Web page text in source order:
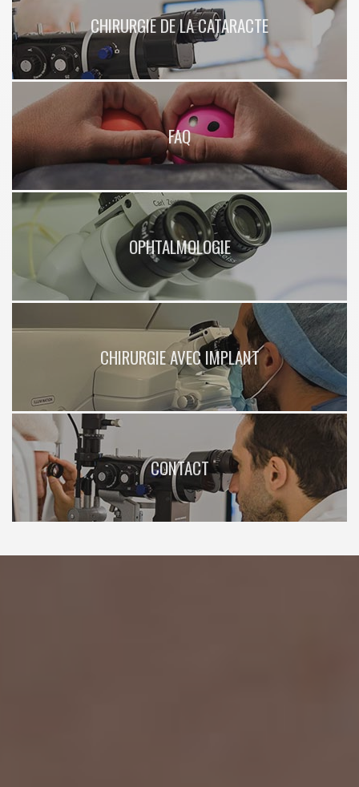
CHIRURGIE DE LA CATARACTE
FAQ
OPHTALMOLOGIE
CHIRURGIE AVEC IMPLANT
CONTACT